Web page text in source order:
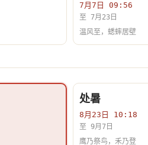
7月7日 09:56
至 7月23日
温风至，蟋蟀居壁
处暑
8月23日 10:18
至 9月7日
鹰乃祭鸟，禾乃登